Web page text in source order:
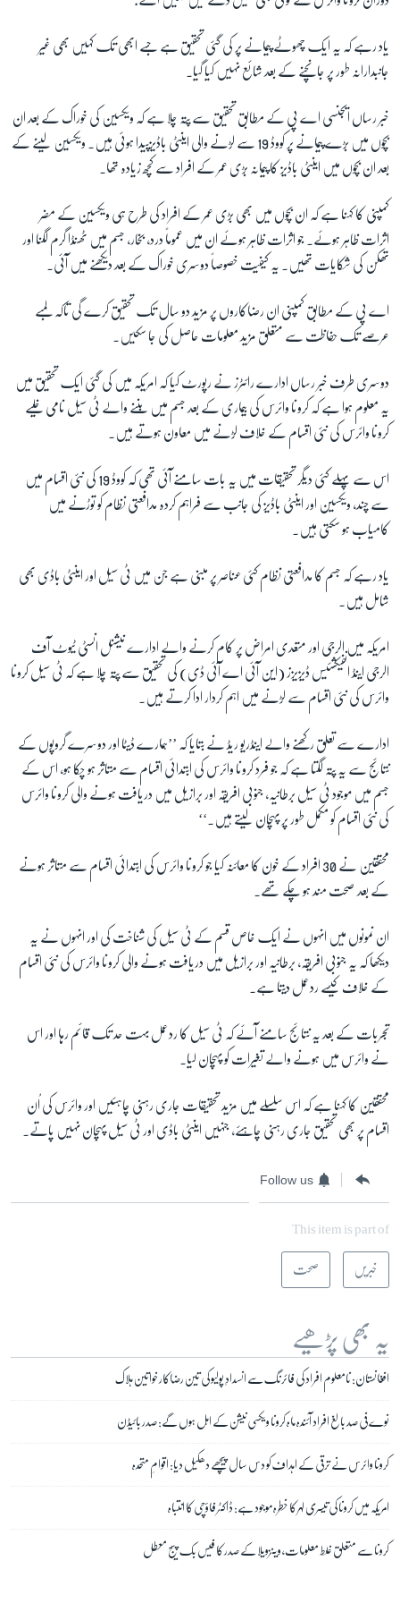
زبان
یاد رہے کہ یہ ایک چھوٹے پیمانے پر کی گئی تحقیق ہے جسے ابھی تک کہیں بھی غیر
جانبدارانہ طور پر جانچنے کے بعد شائع نہیں کیا گیا۔
خبر رساں ایجنسی اے پی کے مطابق تحقیق سے پتہ چلا ہے کہ ویکسین کی خوراک کے بعد ان
بچوں میں بڑے پیمانے پر کووڈ 19 سے لڑنے والی اینٹی باڈیزپیدا ہوئی ہیں۔ ویکسین لینے کے
بعد ان بچوں میں اینٹی باڈیز کا پیمانہ بڑی عمر کے افراد سے کچھ زیادہ تھا۔
کمپنی کا کہنا ہے کہ ان بچوں میں بھی بڑی عمر کے افراد کی طرح ہی ویکسین کے مضر
اثرات ظاہر ہوئے۔ جو اثرات ظاہر ہوئے ان میں عموماً درد، بخار، جسم میں ٹھنڈا گرم لگنا اور
تھکن کی شکایات تھیں۔ یہ کیفیت خصوصاً دوسری خوراک کے بعد دیکھنے میں آئی۔
اے پی کے مطابق کمپنی ان رضاکاروں پر مزید دو سال تک تحقیق کرے گی تاکہ لمبے
عرصے تک حفاظت سے متعلق مزید معلومات حاصل کی جا سکیں۔
دوسری طرف خبر رساں ادارے رائٹرز نے رپورٹ کیا کہ امریکہ میں کی گئی ایک تحقیق میں
یہ معلوم ہوا ہے کہ کرونا وائرس کی بیماری کے بعد جسم میں بننے والے ٹی سیل نامی خلیے
کرونا وائرس کی نئی اقسام کے خلاف لڑنے میں معاون ہوتے ہیں۔
اس سے پہلے کئی دیگر تحقیقات میں یہ بات سامنے آئی تھی کہ کووڈ 19 کی نئی اقسام میں
سے چند، ویکسین اور اینٹی باڈیز کی جانب سے فراہم کردہ مدافعتی نظام کو توڑنے میں
کامیاب ہو سکتی ہیں۔
یاد رہے کہ جسم کا مدافعتی نظام کئی عناصر پر مبنی ہے جن میں ٹی سیل اور اینٹی باڈی بھی
شامل ہیں۔
امریکہ میں الرجی اور متعدی امراض پر کام کرنے والے ادارے نیشنل انسٹی ٹیوٹ آف
الرجی اینڈ انفیکشئیس ڈیزیزز (این آئی اے آئی ڈی) کی تحقیق سے پتہ چلا ہے کہ ٹی سیل کرونا
وائرس کی نئی اقسام سے لڑنے میں اہم کردار ادا کرتے ہیں۔
ادارے سے تعلق رکھنے والے اینڈریو ریڈ نے بتایا کہ ’’ہمارے ڈیٹا اور دوسرے گروپوں کے
نتائج سے یہ پتہ لگتا ہے کہ جو فرد کرونا وائرس کی ابتدائی اقسام سے متاثر ہو چکا ہو، اس کے
جسم میں موجود ٹی سیل برطانیہ، جنوبی افریقہ اور برازیل میں دریافت ہونے والی کرونا وائرس
کی نئی اقسام کو مکمل طور پر پہچان لیتے ہیں۔‘‘
محققین نے 30 افراد کے خون کا معائنہ کیا جو کرونا وائرس کی ابتدائی اقسام سے متاثر ہونے
کے بعد صحت مند ہو چکے تھے۔
ان نمونوں میں انہوں نے ایک خاص قسم کے ٹی سیل کی شناخت کی اور انہوں نے یہ
دیکھا کہ یہ جنوبی افریقہ، برطانیہ اور برازیل میں دریافت ہونے والی کرونا وائرس کی نئی اقسام
کے خلاف کیسے ردعمل دیتا ہے۔
تجربات کے بعد یہ نتائج سامنے آئے کہ ٹی سیل کا ردعمل بہت حد تک قائم رہا اور اس
نے وائرس میں ہونے والے تغیرات کو پہچان لیا۔
محققین کا کہنا ہے کہ اس سلسلے میں مزید تحقیقات جاری رہنی چاہئیں اور وائرس کی اُن
اقسام پر بھی تحقیق جاری رہنی چاہئے، جنہیں اینٹی باڈی اور ٹی سیل پہچان نہیں پاتے۔
Follow us
This item is part of
خبریں صحت
یہ بھی پڑھیے
افغانستان: نامعلوم افراد کی فائرنگ سے انسدادِ پولیو کی تین رضاکار خواتین ہلاک
نوے فی صد بالغ افراد آئندہ ماہ کرونا ویکسی نیشن کے اہل ہوں گے: صدر بائیڈن
کرونا وائرس نے ترقی کے اہداف کو دس سال پیچھے دھکیل دیا: اقوامِ متحدہ
امریکہ میں کرونا کی تیسری لہر کا خطرہ موجود ہے: ڈاکٹر فاؤچی کا انتباہ
کرونا سے متعلق غلط معلومات، وینزویلا کے صدر کا فیس بک پیج معطل